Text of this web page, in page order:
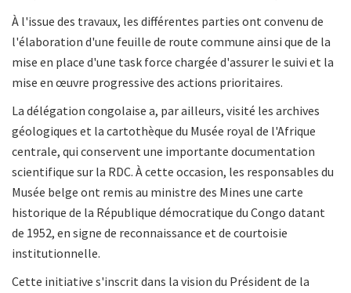
À l'issue des travaux, les différentes parties ont convenu de
l'élaboration d'une feuille de route commune ainsi que de la
mise en place d'une task force chargée d'assurer le suivi et la
mise en œuvre progressive des actions prioritaires.
La délégation congolaise a, par ailleurs, visité les archives
géologiques et la cartothèque du Musée royal de l'Afrique
centrale, qui conservent une importante documentation
scientifique sur la RDC. À cette occasion, les responsables du
Musée belge ont remis au ministre des Mines une carte
historique de la République démocratique du Congo datant
de 1952, en signe de reconnaissance et de courtoisie
institutionnelle.
Cette initiative s'inscrit dans la vision du Président de la